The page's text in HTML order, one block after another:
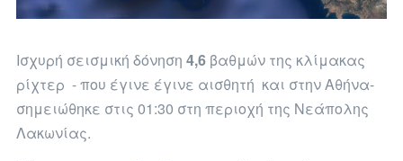
Ισχυρή σεισμική δόνηση 4,6 βαθμών της κλίμακας
ρίχτερ - που έγινε έγινε αισθητή και στην Αθήνα-
σημειώθηκε στις 01:30 στη περιοχή της Νεάπολης
Λακωνίας.